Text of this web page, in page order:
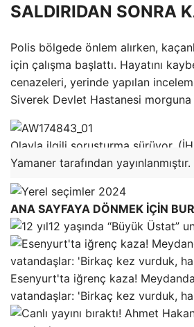
SALDIRIDAN SONRA
Polis bölgede önlem alırken,
için çalışma başlattı. Hayatını
cenazeleri, yerinde yapılan
Siverek Devlet Hastanesi morguna
Olayla ilgili soruşturma sürüyor.
Yamaner tarafından yayınlanmıştır.
ANA SAYFAYA DÖNMEK İÇİN
12 yaşında “Büyük Üstat”
Esenyurt'ta iğrenç kaza!
vatandaşlar: 'Birkaç kez vurduk,